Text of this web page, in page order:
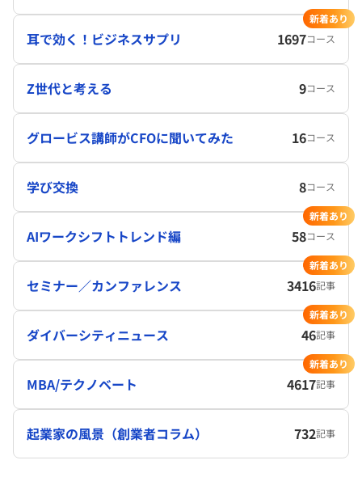
耳で効く！ビジネスサプリ 1697コース
新着あり
Z世代と考える 9コース
グロービス講師がCFOに聞いてみた 16コース
学び交換 8コース
AIワークシフトトレンド編 58コース
新着あり
セミナー／カンファレンス 3416記事
新着あり
ダイバーシティニュース 46記事
新着あり
MBA/テクノベート 4617記事
新着あり
起業家の風景（創業者コラム） 732記事